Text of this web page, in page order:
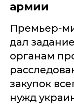
армии
Премьер-
дал
органам
закупок
нужд